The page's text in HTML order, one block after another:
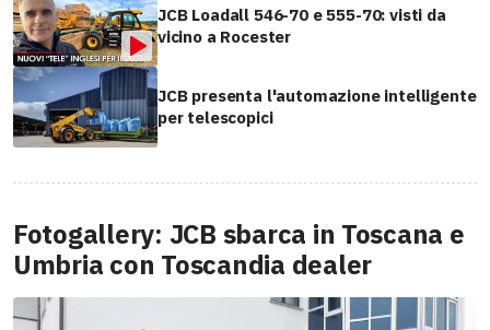
JCB Loadall 546-70 e 555-70: visti da
vicino a Rocester
JCB presenta l'automazione intelligente
per telescopici
Fotogallery: JCB sbarca in Toscana e
Umbria con Toscandia dealer